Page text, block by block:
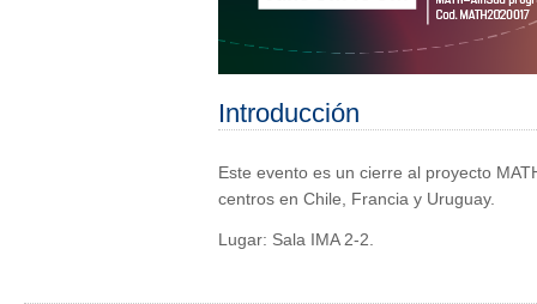
Introducción
Este evento es un cierre al proyecto
centros en Chile, Francia y Uruguay.
Lugar: Sala IMA 2-2.